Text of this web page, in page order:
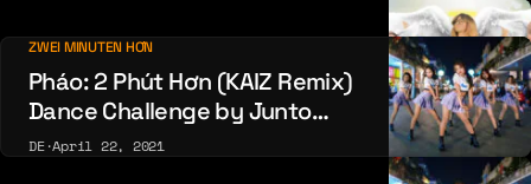
ZWEI MINUTEN HƠN
Pháo: 2 Phút Hơn (KAIZ Remix)
Dance Challenge by Junto
Dance Crew Việt Nam
DE·April 22, 2021